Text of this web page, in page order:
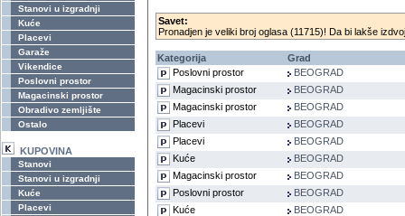
Stanovi u izgradnji
Kuće
Placevi
Garaže
Vikendice
Poslovni prostor
Magacinski prostor
Obradivo zemljište
Ostalo
KUPOVINA
Stanovi
Stanovi u izgradnji
Kuće
Placevi
Savet:
Pronadjen je veliki broj oglasa (11715)! Da bi lakše
Kategorija
Grad
Poslovni prostor
BEOGRAD
Magacinski prostor
BEOGRAD
Magacinski prostor
BEOGRAD
Placevi
BEOGRAD
Placevi
BEOGRAD
Kuće
BEOGRAD
Magacinski prostor
BEOGRAD
Poslovni prostor
BEOGRAD
Kuće
BEOGRAD